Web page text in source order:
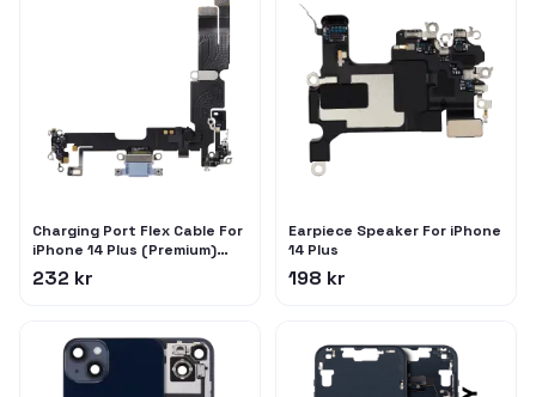
Charging Port Flex Cable For
iPhone 14 Plus (Premium)
(Blue)
232 kr
Earpiece Speaker For iPhone
14 Plus
198 kr